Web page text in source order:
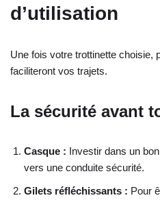
d’utilisation
Une fois votre trottinette choisie,
faciliteront vos trajets.
La sécurité avant
Casque : Investir dans un
vers une conduite sécurité.
Gilets réfléchissants : Pour